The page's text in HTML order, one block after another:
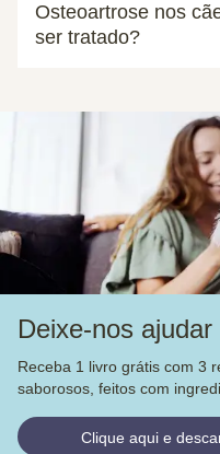
Osteoartrose nos
ser tratado?
Deixe-nos
Receba 1 livro grátis com 3
saborosos, feitos com
Clique aqui e